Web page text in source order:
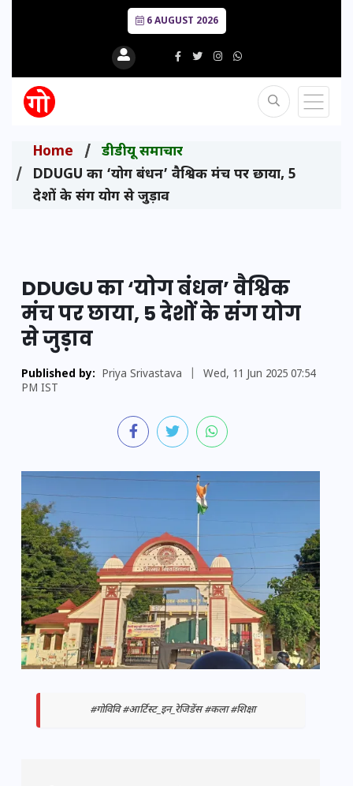
6 AUGUST 2026
Home
डीडीयू समाचार
DDUGU का ‘योग बंधन’ वैश्विक मंच पर छाया, 5
देशों के संग योग से जुड़ाव
DDUGU का ‘योग बंधन’ वैश्विक
मंच पर छाया, 5 देशों के संग योग
से जुड़ाव
Published by: Priya Srivastava
Wed, 11 Jun 2025 07:54
PM IST
#गोविवि #आर्टिस्ट_इन_रेजिडेंस #कला #शिक्षा